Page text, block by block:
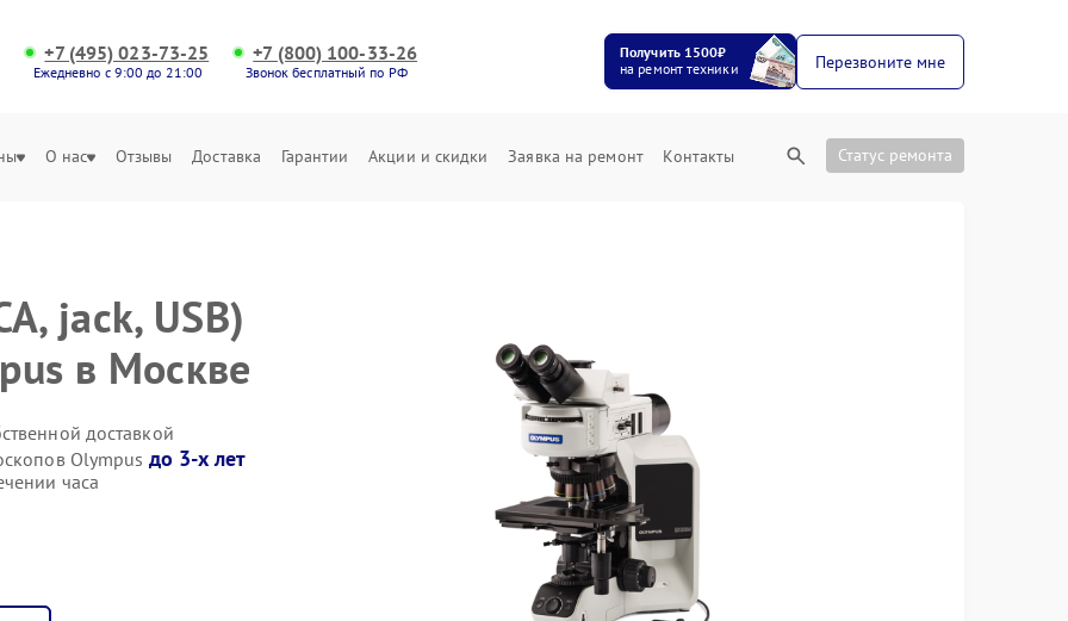
+7 (495) 023-73-25
Ежедневно с 9:00 до 21:00
+7 (800) 100-33-26
Звонок бесплатный по РФ
Получить 1500₽
на ремонт техники
Перезвоните мне
О нас Отзывы Доставка Гарантии Акции и скидки Заявка на ремонт Контакты Статус ремонта
jack, USB)
в Москве
доставкой
Olympus до 3-х лет
часа